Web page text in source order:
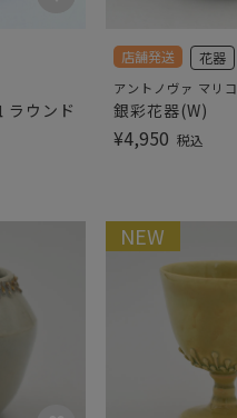
ラウンド
店舗発送 花器
アントノヴァ マリコ
銀彩花器(W)
¥4,950 税込
NEW